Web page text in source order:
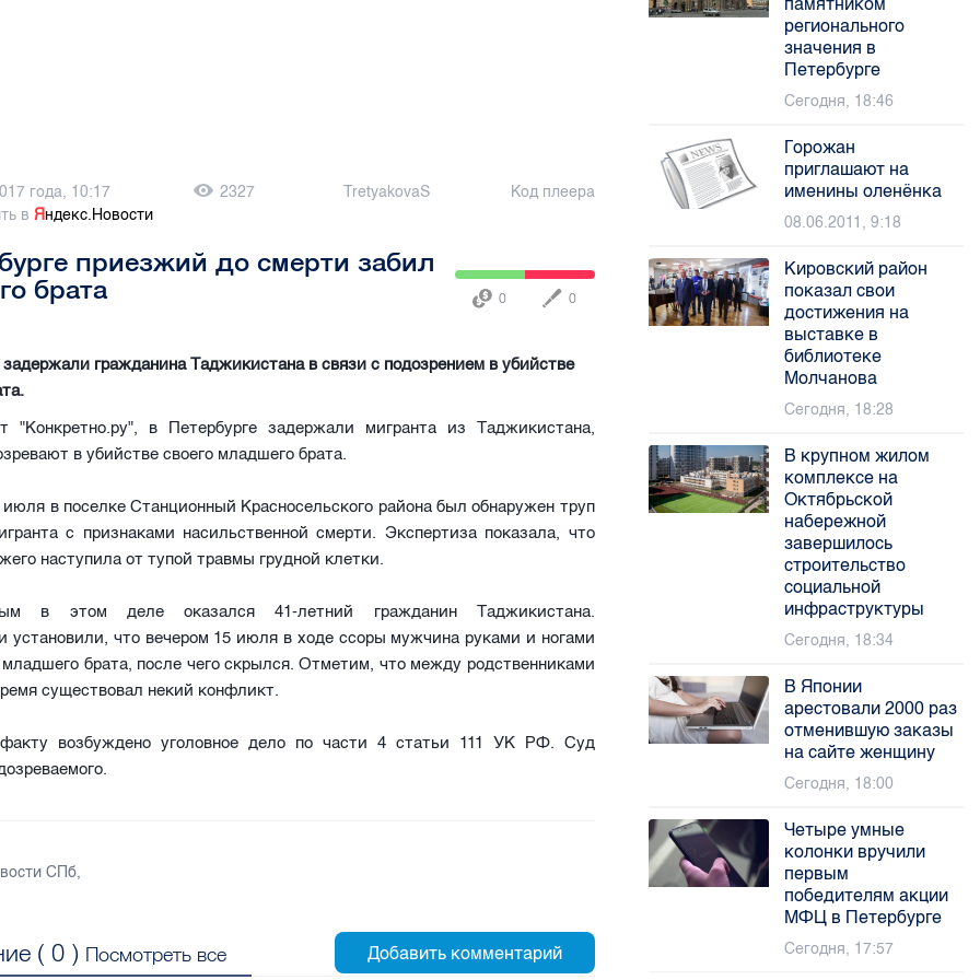
года, 10:17 2327 TretyakovaS
Код плеера
вЯндекс.Новости
приезжий до смерти забил
брата
0 0
задержали гражданина Таджикистана в связи с подозрением в убийстве
"Конкретно.ру", в Петербурге задержали мигранта из Таджикистана,
в убийстве своего младшего брата.
июля в поселке Станционный Красносельского района был обнаружен труп
с признаками насильственной смерти. Экспертиза показала, что
наступила от тупой травмы грудной клетки.
в этом деле оказался 41-летний гражданин Таджикистана.
установили, что вечером 15 июля в ходе ссоры мужчина руками и ногами
младшего брата, после чего скрылся. Отметим, что между родственниками
существовал некий конфликт.
возбуждено уголовное дело по части 4 статьи 111 УК РФ. Суд
СПб,
(0 ) Посмотреть все
регионального
значения в
Петербурге
Сегодня, 18:46
Горожан
приглашают на
именины оленёнка
08.06.2011, 9:18
Кировский район
показал свои
достижения на
выставке в
библиотеке
Молчанова
Сегодня, 18:28
В крупном жилом
комплексе на
Октябрьской
набережной
завершилось
строительство
социальной
инфраструктуры
Сегодня, 18:34
В Японии
арестовали 2000 раз
отменившую заказы
на сайте женщину
Сегодня, 18:00
Четыре умные
колонки вручили
первым
победителям акции
МФЦ в Петербурге
Сегодня, 17:57